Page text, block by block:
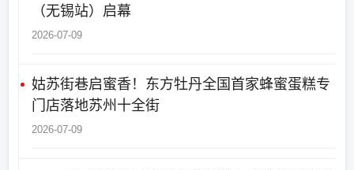
（无锡站）启幕
2026-07-09
姑苏街巷启蜜香！东方牡丹全国首家蜂蜜蛋糕专
门店落地苏州十全街
2026-07-09